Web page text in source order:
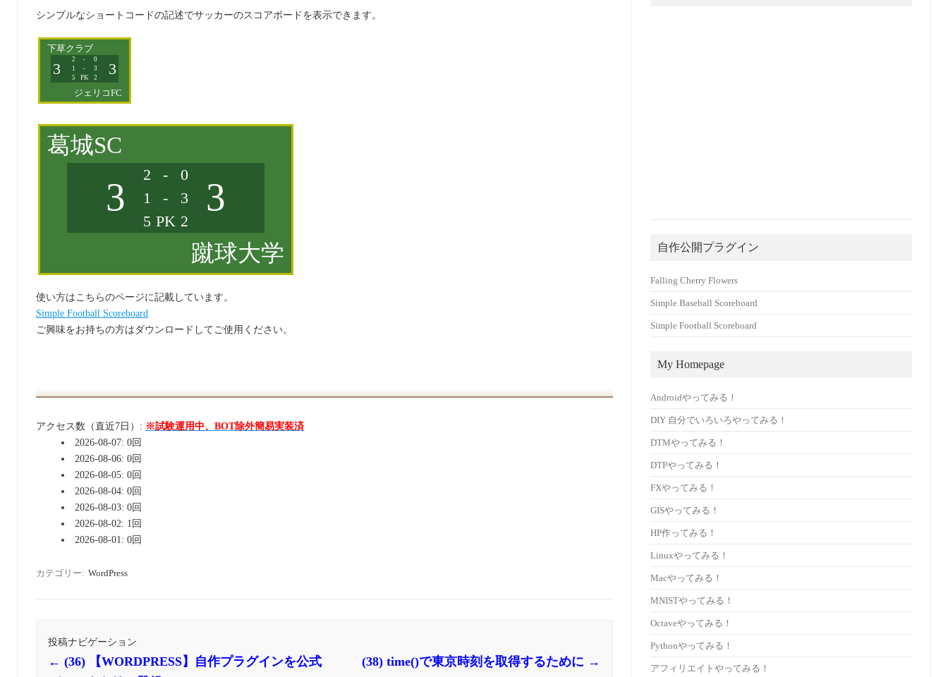
シンプルなショートコードの記述でサッカーのスコアボードを表示できます。
下草クラブ
3
2 -
0
1
-
3
5
PK 2 3
ジェリコFC
葛城SC
3
2 -
0
1
-
3
5 PK 2
3
蹴球大学
使い方はこちらのページに記載しています。
Simple Football Scoreboard
ご興味をお持ちの方はダウンロードしてご使用ください。
アクセス数（直近7日）: ※試験運用中、BOT除外簡易実装済
2026-08-07: 0回
2026-08-06: 0回
2026-08-05: 0回
2026-08-04: 0回
2026-08-03: 0回
2026-08-02: 1回
2026-08-01: 0回
カテゴリー: WordPress
投稿ナビゲーション
← (36) 【WORDPRESS】自作プラグインを公式
(38) time()で東京時刻を取得するために →
自作公開プラグイン
Falling Cherry Flowers
Simple Baseball Scoreboard
Simple Football Scoreboard
My Homepage
Androidやってみる！
DIY 自分でいろいろやってみる！
DTMやってみる！
DTPやってみる！
FXやってみる！
GISやってみる！
HP作ってみる！
Linuxやってみる！
Macやってみる！
MNISTやってみる！
Octaveやってみる！
Pythonやってみる！
アフィリエイトやってみる！